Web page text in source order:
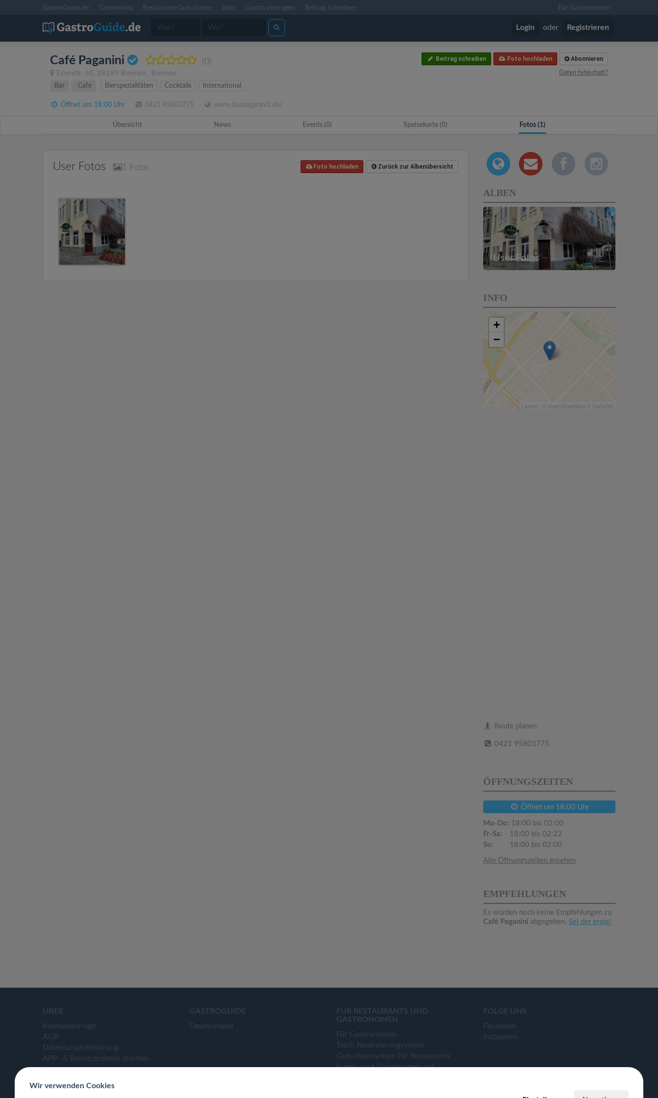
GastroGuide.de Community Restaurant-Gutscheine Jobs Gastro eintragen Beitrag schreiben Für Gastronomen
Login oder Registrieren
Café Paganini (0)
Erlenstr. 60, 28199 Bremen , Bremen
Abonnieren
Foto hochladen
Beitrag schreiben
Daten fehlerhaft?
Bar Cafe Bierspezialitäten Cocktails International
Öffnet um 18:00 Uhr 0421 95803775 www.daspaganini1.de/
Übersicht News Events (0) Speisekarte (0) Fotos (1)
Foto hochladen Zurück zur Albenübersicht
User Fotos 1 Fotos
ALBEN
User Fotos
INFO
+
−
Leaflet | © OpenStreetMap © CartoDB
Route planen
0421 95803775
ÖFFNUNGSZEITEN
Öffnet um 18:00 Uhr
Mo-Do: 18:00 bis 02:00
Fr-Sa:
18:00 bis 02:22
So:
18:00 bis 02:00
Alle Öffnungszeiten ansehen
EMPFEHLUNGEN
Es wurden noch keine Empfehlungen zu
Café Paganini abgegeben. Sei der erste!
ÜBER
Kontaktanfrage
AGB
Datenschutzerklärung
APP- & Benutzerdaten löschen
Impressum
GASTROGUIDE
Deutschland
FÜR RESTAURANTS UND
GASTRONOMEN
Für Gastronomen
Tisch Reservierungsystem
Gutscheinsystem für Restaurants
Event- und Ticketsystem mit
FOLGE UNS
Facebook
Instagram
Wir verwenden Cookies